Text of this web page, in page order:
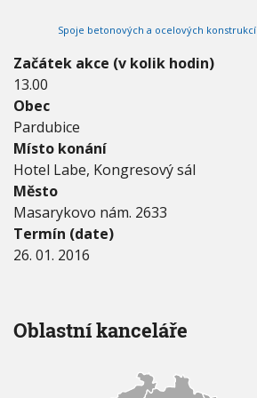
E
6
-
2
6
.
0
1
.
2
0
1
6
Spoje betonových a ocelových konstrukcí
Začátek akce (v kolik hodin)
13.00
Obec
Pardubice
Místo konání
Hotel Labe, Kongresový sál
Město
Masarykovo nám. 2633
Termín (date)
26. 01. 2016
Oblastní kanceláře